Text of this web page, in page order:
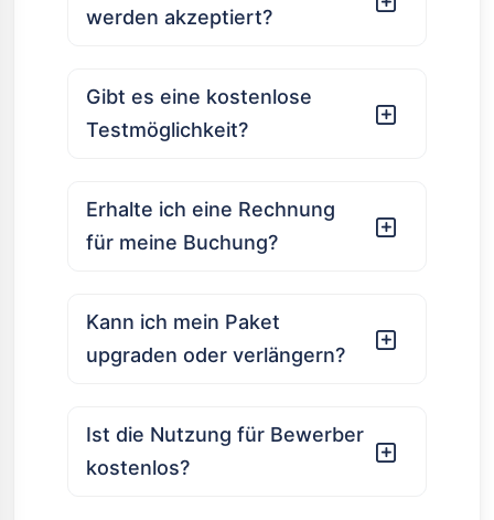
werden akzeptiert?
Gibt es eine kostenlose
Testmöglichkeit?
Erhalte ich eine Rechnung
für meine Buchung?
Kann ich mein Paket
upgraden oder verlängern?
Ist die Nutzung für Bewerber
kostenlos?